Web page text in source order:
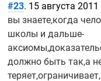
#23. 15 августа
вы знаете,когда
школы и дальше-
должно быть так,а